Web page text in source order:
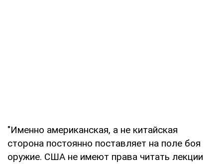
"Именно американская, а не китайская
сторона постоянно поставляет на поле боя
оружие. США не имеют права читать лекции